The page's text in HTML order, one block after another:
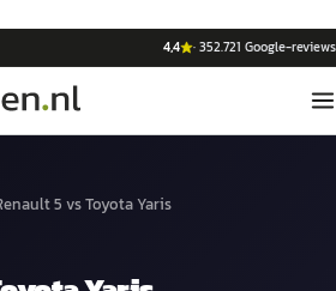
4,4 ·352.721 Google-reviews
5 vsToyota Yaris